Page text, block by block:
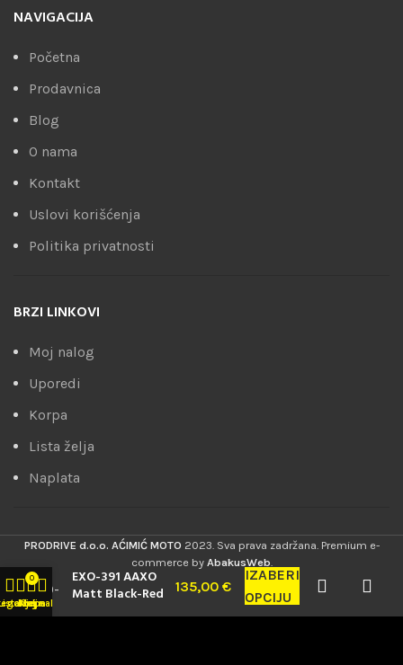
NAVIGACIJA
Početna
Prodavnica
Blog
O nama
Kontakt
Uslovi korišćenja
Politika privatnosti
BRZI LINKOVI
Moj nalog
Uporedi
Korpa
Lista želja
Naplata
PRODRIVE d.o.o. AĆIMIĆ MOTO 2023. Sva prava zadržana. Premium e-
commerce by AbakusWeb.
EXO-391 AAXO
Matt Black-Red
135,00 €
IZABERI
OPCIJU
želja
0
Korpa
Moj nalog